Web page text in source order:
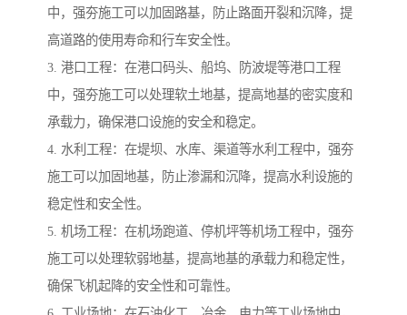
中，强夯施工可以加固路基，防止路面开裂和沉降，提
高道路的使用寿命和行车安全性。
3. 港口工程：在港口码头、船坞、防波堤等港口工程
中，强夯施工可以处理软土地基，提高地基的密实度和
承载力，确保港口设施的安全和稳定。
4. 水利工程：在堤坝、水库、渠道等水利工程中，强夯
施工可以加固地基，防止渗漏和沉降，提高水利设施的
稳定性和安全性。
5. 机场工程：在机场跑道、停机坪等机场工程中，强夯
施工可以处理软弱地基，提高地基的承载力和稳定性，
确保飞机起降的安全性和可靠性。